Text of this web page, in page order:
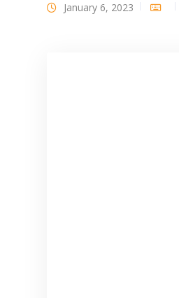
January 6, 2023